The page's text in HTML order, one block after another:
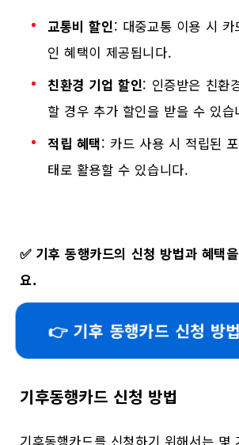
교통비 할인: 대중교통 이용 시 카
인 혜택이 제공됩니다.
친환경 기업 할인: 인증받은 친환
할 경우 추가 할인을 받을 수 있습
적립 혜택: 카드 사용 시 적립된
태로 활용할 수 있습니다.
✅ 기후 동행카드의 신청 방법과 혜택
요.
👉 기후 동행카드 신청 방
기후동행카드 신청 방법
기후동행카드를 신청하기 위해서는 몇